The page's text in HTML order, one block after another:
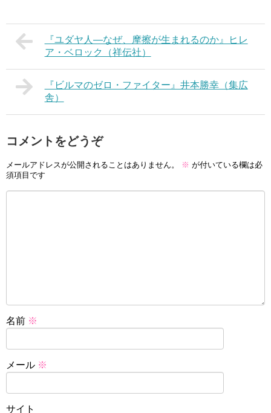
『ユダヤ人―なぜ、摩擦が生まれるのか』ヒレ
ア・ベロック（祥伝社）
『ビルマのゼロ・ファイター』井本勝幸（集広
舎）
コメントをどうぞ
メールアドレスが公開されることはありません。 ※ が付いている欄は必
須項目です
名前 ※
メール ※
サイト